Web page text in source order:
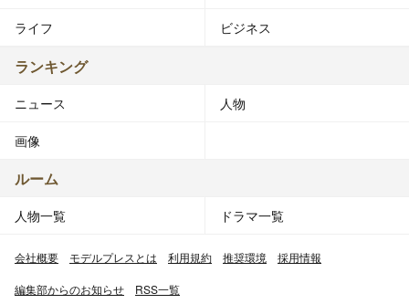
ライフ ビジネス
ランキング
ニュース 人物
画像
ルーム
人物一覧 ドラマ一覧
会社概要 モデルプレスとは 利用規約 推奨環境 採用情報
編集部からのお知らせ RSS一覧